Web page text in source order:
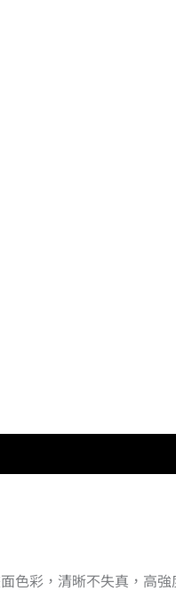
色彩，清晰不失真，高